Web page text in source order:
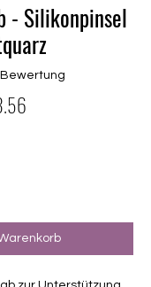
- Silikonpinsel
5.0 von fünf Sternen,
Bewertung